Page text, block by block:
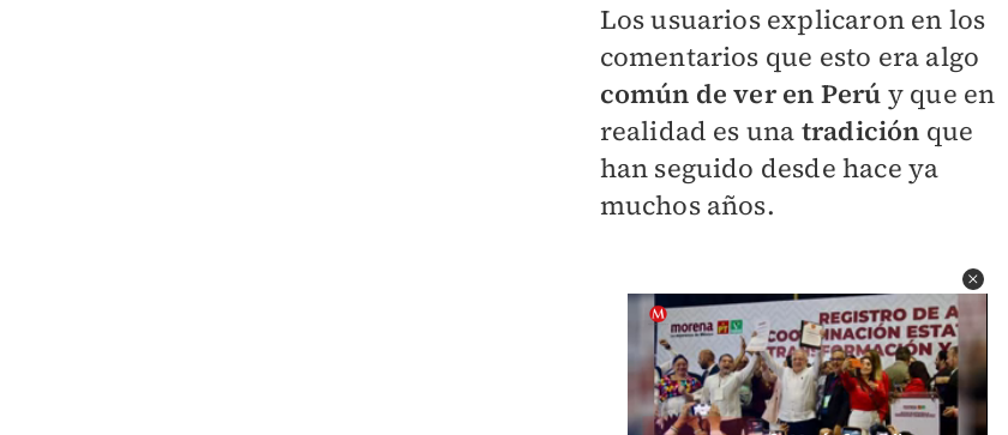
Los usuarios explicaron en los
comentarios que esto era algo
común de ver en Perú y que en
realidad es una tradición que
han seguido desde hace ya
muchos años.